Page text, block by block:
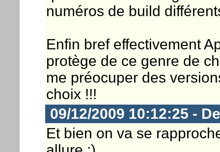
numéros de build
Enfin bref effectivement
protège de ce genre de
me préocuper des
choix !!!
09/12/2009 10:12:25 -
Et bien on va se